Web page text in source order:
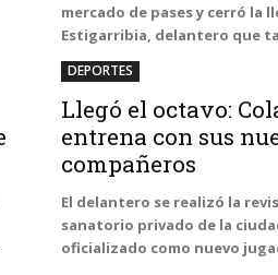
mercado de pases y cerró la
Estigarribia, delantero que
DEPORTES
Llegó el octavo:
entrena con sus
compañeros
El delantero se realizó la
sanatorio privado de la
oficializado como nuevo